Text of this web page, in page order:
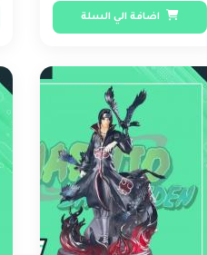
اضافة الي السلة